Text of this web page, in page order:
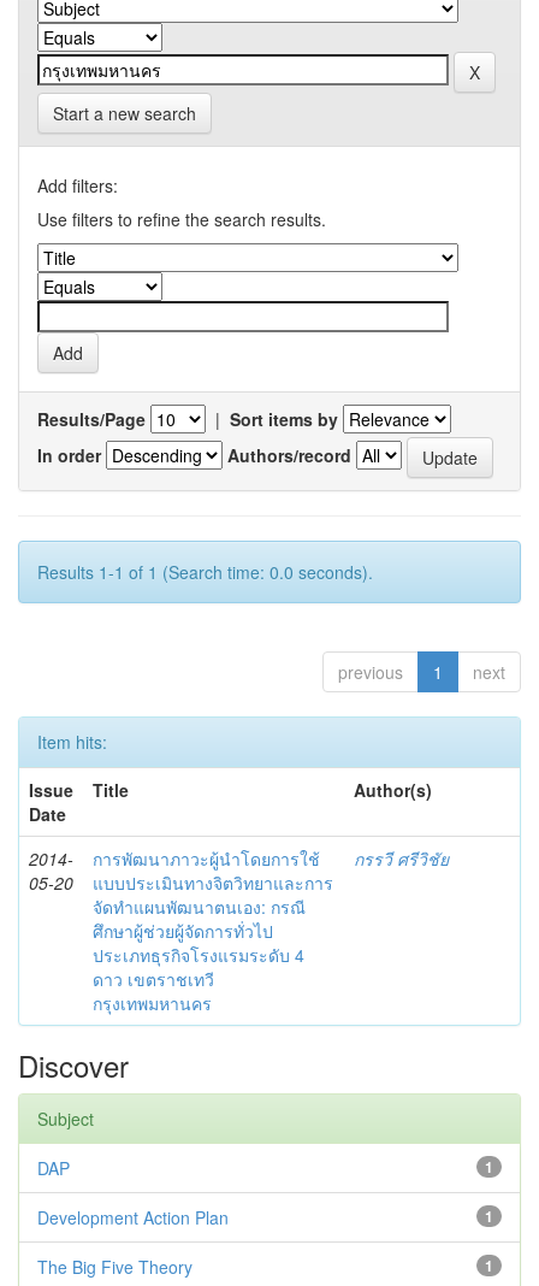
Start a new search
Add filters:
Use filters to refine the search results.
Results/Page | Sort items by
In order
Authors/record
Results 1-1 of 1 (Search time: 0.0 seconds).
previous 1 next
Item hits:
Issue
Date
Title Author(s)
2014-
05-20
การพัฒนาภาวะผู้นำโดยการใช้
แบบประเมินทางจิตวิทยาและการ
จัดทำแผนพัฒนาตนเอง: กรณี
ศึกษาผู้ช่วยผู้จัดการทั่วไป
ประเภทธุรกิจโรงแรมระดับ 4
ดาว เขตราชเทวี
กรุงเทพมหานคร
กรรวี ศรีวิชัย
Discover
Subject
1
DAP
1
Development Action Plan
1
The Big Five Theory